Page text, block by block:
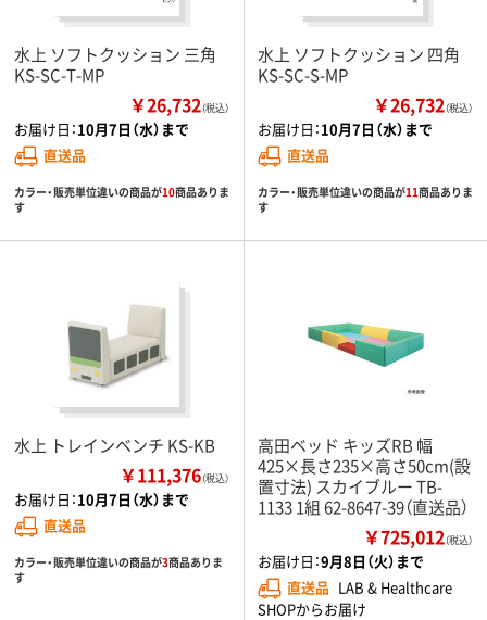
水上 ソフトクッション 三角
KS-SC-T-MP
￥26,732（税込）
お届け日：10月7日（水）まで
直送品
カラー・販売単位違いの商品が10商品ありま
す
水上 ソフトクッション 四角
KS-SC-S-MP
￥26,732（税込）
お届け日：10月7日（水）まで
直送品
カラー・販売単位違いの商品が11商品ありま
す
水上 トレインベンチ KS-KB
￥111,376（税込）
お届け日：10月7日（水）まで
直送品
カラー・販売単位違いの商品が3商品ありま
す
高田ベッド キッズRB 幅
425×長さ235×高さ50cm(設
置寸法) スカイブルー TB-
1133 1組 62-8647-39（直送品）
￥725,012（税込）
お届け日：9月8日（火）まで
直送品 LAB & Healthcare
SHOPからお届け